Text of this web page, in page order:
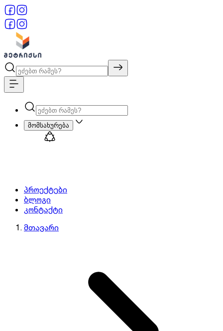
მომსახურება
პროექტები
ბლოგი
კონტაქტი
მთავარი